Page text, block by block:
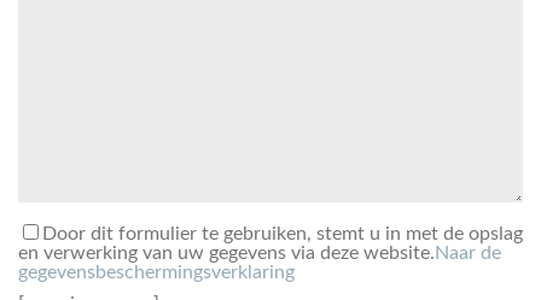
Door dit formulier te gebruiken, stemt u in met de opslag
en verwerking van uw gegevens via deze website. Naar de
gegevensbeschermingsverklaring